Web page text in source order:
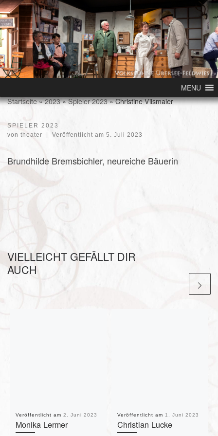
Skip to content
MENU
Startseite » 2023 » Spieler 2023 » Christine Vilsmaier
SPIELER 2023
von theater | Veröffentlicht am 5. Juli 2023
Brundhilde Bremsbichler, neureiche Bäuerin
VIELLEICHT GEFÄLLT DIR
AUCH
Veröffentlicht am 2. Juni 2023
Monika Lermer
Veröffentlicht am 1. Juni 2023
Christian Lucke